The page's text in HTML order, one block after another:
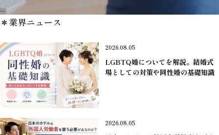
＊業界ニュース
2026.08.05
LGBTQ婚についてを解説。結婚式
場としての対策や同性婚の基礎知識
2026.08.05